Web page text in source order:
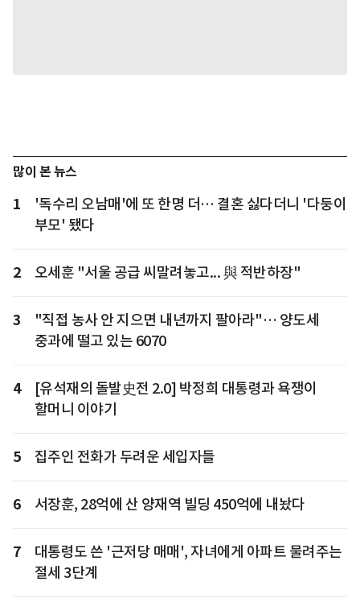
많이 본 뉴스
1
'독수리 오남매'에 또 한명 더… 결혼 싫다더니 '다둥이
부모' 됐다
2 오세훈 "서울 공급 씨말려놓고... 與 적반하장"
3
"직접 농사 안 지으면 내년까지 팔아라"… 양도세
중과에 떨고 있는 6070
4
[유석재의 돌발史전 2.0] 박정희 대통령과 욕쟁이
할머니 이야기
5 집주인 전화가 두려운 세입자들
6 서장훈, 28억에 산 양재역 빌딩 450억에 내놨다
7
대통령도 쓴 '근저당 매매', 자녀에게 아파트 물려주는
절세 3단계